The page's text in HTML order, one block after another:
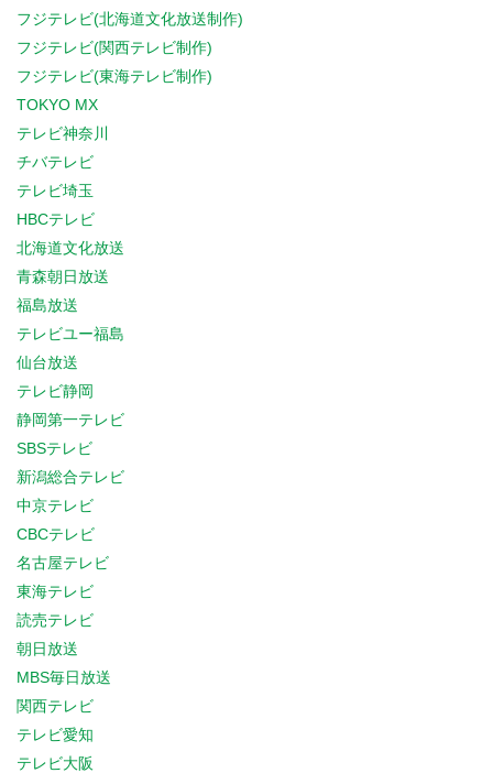
フジテレビ(北海道文化放送制作)
フジテレビ(関西テレビ制作)
フジテレビ(東海テレビ制作)
TOKYO MX
テレビ神奈川
チバテレビ
テレビ埼玉
HBCテレビ
北海道文化放送
青森朝日放送
福島放送
テレビユー福島
仙台放送
テレビ静岡
静岡第一テレビ
SBSテレビ
新潟総合テレビ
中京テレビ
CBCテレビ
名古屋テレビ
東海テレビ
読売テレビ
朝日放送
MBS毎日放送
関西テレビ
テレビ愛知
テレビ大阪